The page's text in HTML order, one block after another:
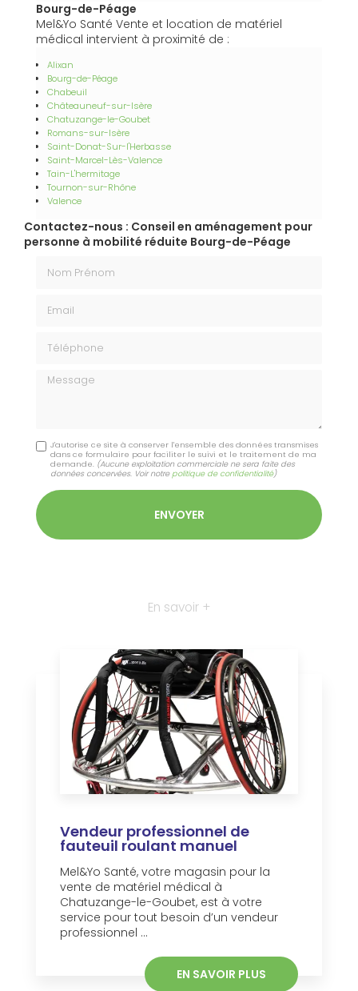
Bourg-de-Péage
Mel&Yo Santé Vente et location de matériel
médical intervient à proximité de :
Alixan
Bourg-de-Péage
Chabeuil
Châteauneuf-sur-Isère
Chatuzange-le-Goubet
Romans-sur-Isère
Saint-Donat-Sur-l'Herbasse
Saint-Marcel-Lès-Valence
Tain-L'hermitage
Tournon-sur-Rhône
Valence
Contactez-nous : Conseil en aménagement pour
personne à mobilité réduite Bourg-de-Péage
Message
J'autorise ce site à conserver l'ensemble des données transmises
dans ce formulaire pour faciliter le suivi et le traitement de ma
demande. (Aucune exploitation commerciale ne sera faite des
données concervées. Voir notre politique de confidentialité)
En savoir +
Vendeur professionnel de
fauteuil roulant manuel
Mel&Yo Santé, votre magasin pour la
vente de matériel médical à
Chatuzange-le-Goubet, est à votre
service pour tout besoin d’un vendeur
professionnel ...
EN SAVOIR PLUS